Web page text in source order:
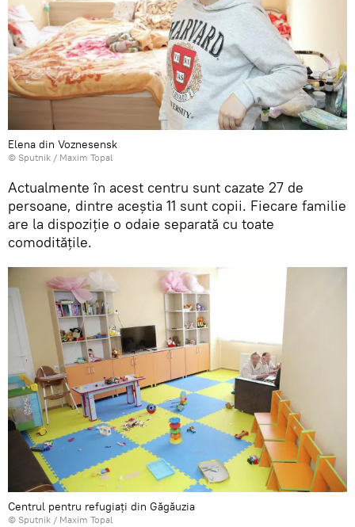
Elena din Voznesensk
© Sputnik / Maxim Topal
Actualmente în acest centru sunt cazate 27 de
persoane, dintre aceștia 11 sunt copii. Fiecare familie
are la dispoziție o odaie separată cu toate
comoditățile.
Centrul pentru refugiați din Găgăuzia
© Sputnik / Maxim Topal